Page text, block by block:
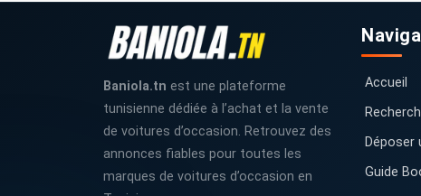
Baniola.tn est une plateforme
tunisienne dédiée à l’achat et la vente
de voitures d’occasion. Retrouvez des
annonces fiables pour toutes les
marques de voitures d’occasion en
Accueil
Déposer
Guide